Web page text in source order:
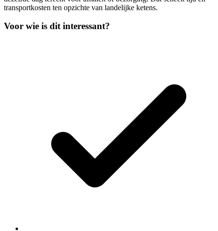
transportkosten ten opzichte van landelijke ketens.
Voor wie is dit interessant?